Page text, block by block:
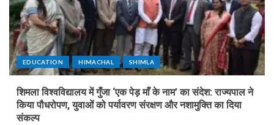
EDUCATION HIMACHAL SHIMLA
शिमला विश्वविद्यालय में गुँजा ‘एक पेड़ माँ के नाम’ का संदेश: राज्यपाल ने
किया पौधरोपण, युवाओं को पर्यावरण संरक्षण और नशामुक्ति का दिया
संकल्प